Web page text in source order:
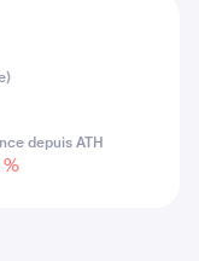
depuis ATH